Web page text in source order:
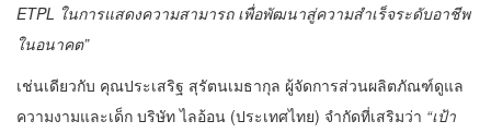
ETPL ในการแสดงความสามารถ เพื่อพัฒนาสู่ความสำเร็จระดับอาชีพ
ในอนาคต”
เช่นเดียวกับ คุณประเสริฐ สุรัตนเมธากุล ผู้จัดการส่วนผลิตภัณฑ์ดูแล
ความงามและเด็ก บริษัท ไลอ้อน (ประเทศไทย) จำกัดที่เสริมว่า “เป้า